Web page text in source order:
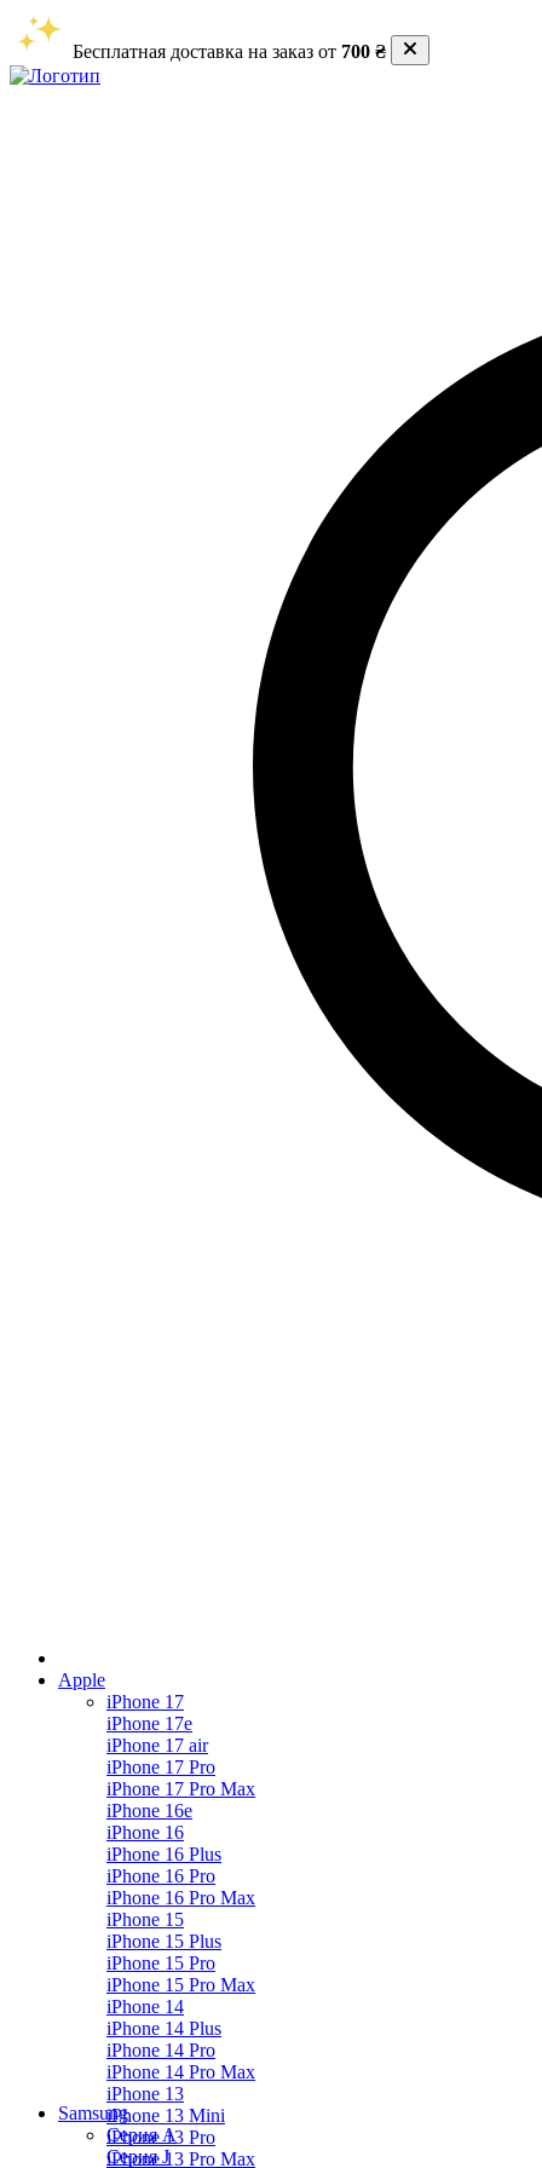
Бесплатная доставка на заказ от 700 ₴
Apple
iPhone 17
iPhone 17e
iPhone 17 air
iPhone 17 Pro
iPhone 17 Pro Max
iPhone 16e
iPhone 16
iPhone 16 Plus
iPhone 16 Pro
iPhone 16 Pro Max
iPhone 15
iPhone 15 Plus
iPhone 15 Pro
iPhone 15 Pro Max
iPhone 14
iPhone 14 Plus
iPhone 14 Pro
iPhone 14 Pro Max
iPhone 13
iPhone 13 Mini
iPhone 13 Pro
iPhone 13 Pro Max
Samsung
Серия А
Серия J